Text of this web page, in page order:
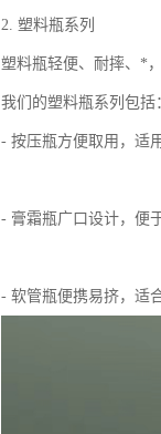
2. 塑料瓶系列
塑料瓶轻便、耐摔、*
我们的塑料瓶系列包括
- 按压瓶方便取用，适
- 膏霜瓶广口设计，便
- 软管瓶便携易挤，适